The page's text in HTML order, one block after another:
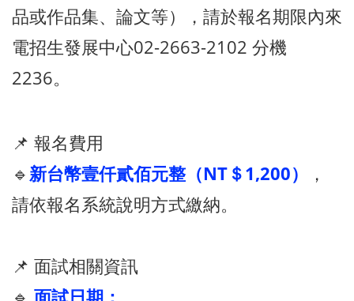
品或作品集、論文等），請於報名期限內來
電招生發展中心02-2663-2102 分機
2236。
📌 報名費用
🔹新台幣壹仟貳佰元整（NT＄1,200）
，
請依報名系統說明方式繳納。
📌 面試相關資訊
🔹 面試日期：